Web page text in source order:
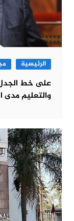
الرئيسية
على خط الجدل
والتعليم مدى